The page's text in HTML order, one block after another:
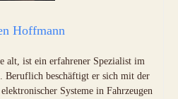
Hoffmann
alt, ist ein erfahrener Spezialist im
beschäftigt er sich mit der
Systeme in Fahrzeugen